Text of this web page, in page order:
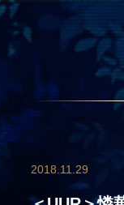
2018.11.29